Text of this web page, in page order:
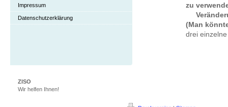
zu
(Man
drei
Impressum
Datenschutzerklärung
ZISO
Wir helfen Ihnen!